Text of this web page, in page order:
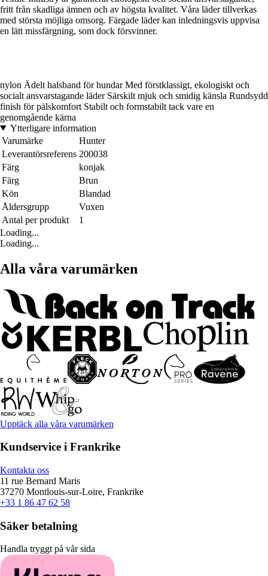
fritt från skadliga ämnen och av högsta kvalitet. Våra läder tillverkas
med största möjliga omsorg. Färgade läder kan inledningsvis uppvisa
en lätt missfärgning, som dock försvinner.
nylon Ädelt halsband för hundar Med förstklassigt, ekologiskt och
socialt ansvarstagande läder Särskilt mjuk och smidig känsla Rundsydd
finish för pälskomfort Stabilt och formstabilt tack vare en
genomgående kärna
Ytterligare information
Varumärke
Hunter
Leverantörsreferens 200038
Färg
konjak
Färg
Brun
Kön
Blandad
Åldersgrupp
Vuxen
Antal per produkt
1
Loading...
Loading...
Alla våra varumärken
Upptäck alla våra varumärken
Kundservice i Frankrike
Kontakta oss
11 rue Bernard Maris
37270 Montlouis-sur-Loire, Frankrike
+33 1 86 47 62 58
Säker betalning
Handla tryggt på vår sida